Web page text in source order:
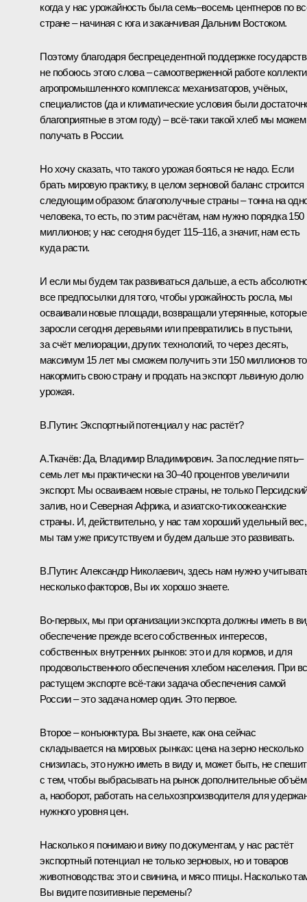
когда у нас урожайность была семь–восемь центнеров по
стране – начиная с юга и заканчивая Дальним Востоком.
Поэтому благодаря беспрецедентной поддержке
не побоюсь этого слова – самоотверженной работе
агропромышленного комплекса: механизаторов, учёных,
специалистов (да и климатические условия были
благоприятные в этом году) – всё‑таки такой хлеб мы можем
получать в России.
Но хочу сказать, что такого урожая бояться не надо. Если
брать мировую практику, в целом зерновой баланс строится
следующим образом: благополучные страны – тонна на
человека, то есть, по этим расчётам, нам нужно порядка 150
миллионов; у нас сегодня будет 115–116, а значит, нам есть
куда расти.
И если мы будем так развиваться дальше, а есть
все предпосылки для того, чтобы урожайность росла, мы
осваивали новые площади, возвращали утерянные, которые
заросли сегодня деревьями или превратились в пустыни,
за счёт мелиорации, других технологий, то через десять,
максимум 15 лет мы сможем получить эти 150 миллионов
накормить свою страну и продать на экспорт львиную долю
урожая.
В.Путин: Экспортный потенциал у нас растёт?
А.Ткачёв:Да, Владимир Владимирович. За последние пять–
семь лет мы практически на 30–40 процентов увеличили
экспорт. Мы осваиваем новые страны, не только
залив, но и Северная Африка, и азиатско-тихоокеанские
страны. И, действительно, у нас там хороший удельный вес,
мы там уже присутствуем и будем дальше это развивать.
В.Путин: Александр Николаевич, здесь нам нужно
несколько факторов, Вы их хорошо знаете.
Во‑первых, мы при организации экспорта должны иметь в
обеспечение прежде всего собственных интересов,
собственных внутренних рынков: это и для кормов, и для
продовольственного обеспечения хлебом населения. При
растущем экспорте всё‑таки задача обеспечения самой
России – это задача номер один. Это первое.
Второе – конъюнктура. Вы знаете, как она сейчас
складывается на мировых рынках: цена на зерно несколько
снизилась, это нужно иметь в виду и, может быть, не
с тем, чтобы выбрасывать на рынок дополнительные
а, наоборот, работать на сельхозпроизводителя для
нужного уровня цен.
Насколько я понимаю и вижу по документам, у нас растёт
экспортный потенциал не только зерновых, но и товаров
животноводства: это и свинина, и мясо птицы. Насколько
Вы видите позитивные перемены?